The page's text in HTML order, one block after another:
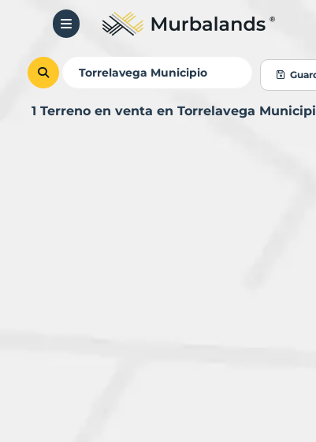
1 Terreno en venta en Torrelavega